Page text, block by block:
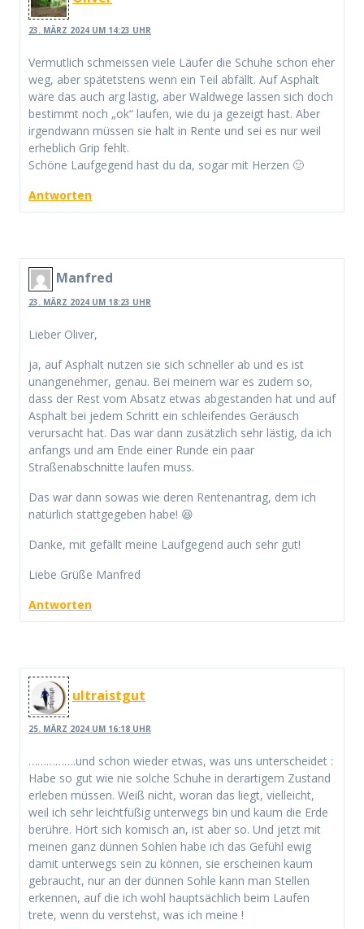
23. MÄRZ 2024 UM 14:23 UHR
Vermutlich schmeissen viele Läufer die Schuhe schon eher
weg, aber spätetstens wenn ein Teil abfällt. Auf Asphalt
wäre das auch arg lästig, aber Waldwege lassen sich doch
bestimmt noch „ok“ laufen, wie du ja gezeigt hast. Aber
irgendwann müssen sie halt in Rente und sei es nur weil
erheblich Grip fehlt.
Schöne Laufgegend hast du da, sogar mit Herzen 🙂
Antworten
Manfred
23. MÄRZ 2024 UM 18:23 UHR
Lieber Oliver,
ja, auf Asphalt nutzen sie sich schneller ab und es ist
unangenehmer, genau. Bei meinem war es zudem so,
dass der Rest vom Absatz etwas abgestanden hat und auf
Asphalt bei jedem Schritt ein schleifendes Geräusch
verursacht hat. Das war dann zusätzlich sehr lästig, da ich
anfangs und am Ende einer Runde ein paar
Straßenabschnitte laufen muss.
Das war dann sowas wie deren Rentenantrag, dem ich
natürlich stattgegeben habe! 😆
Danke, mit gefällt meine Laufgegend auch sehr gut!
Liebe Grüße Manfred
Antworten
ultraistgut
25. MÄRZ 2024 UM 16:18 UHR
…………….und schon wieder etwas, was uns unterscheidet :
Habe so gut wie nie solche Schuhe in derartigem Zustand
erleben müssen. Weiß nicht, woran das liegt, vielleicht,
weil ich sehr leichtfüßig unterwegs bin und kaum die Erde
berühre. Hört sich komisch an, ist aber so. Und jetzt mit
meinen ganz dünnen Sohlen habe ich das Gefühl ewig
damit unterwegs sein zu können, sie erscheinen kaum
gebraucht, nur an der dünnen Sohle kann man Stellen
erkennen, auf die ich wohl hauptsächlich beim Laufen
trete, wenn du verstehst, was ich meine !